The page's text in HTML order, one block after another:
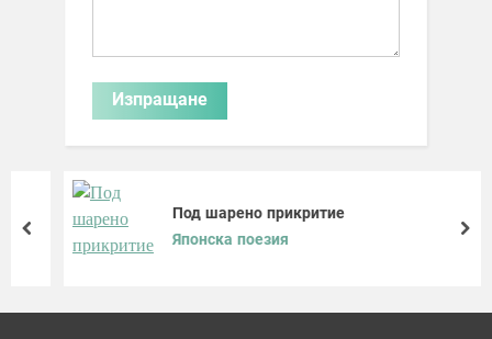
Под шарено прикритие
Японска поезия
prev